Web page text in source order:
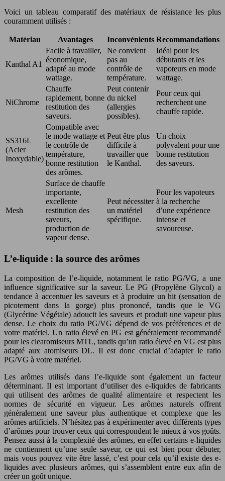
Voici un tableau comparatif des matériaux de résistance les plus
couramment utilisés :
Matériau Avantages Inconvénients Recommandations
Kanthal A1
Facile à travailler,
économique,
adapté au mode
wattage.
Ne convient
pas au
contrôle de
température.
Idéal pour les
débutants et les
vapoteurs en mode
wattage.
NiChrome
Chauffe
rapidement, bonne
restitution des
saveurs.
Peut contenir
du nickel
(allergies
possibles).
Pour ceux qui
recherchent une
chauffe rapide.
SS316L
(Acier
Inoxydable)
Compatible avec
le mode wattage et
le contrôle de
température,
bonne restitution
des arômes.
Peut être plus
difficile à
travailler que
le Kanthal.
Un choix
polyvalent pour une
bonne restitution
des saveurs.
Mesh
Surface de chauffe
importante,
excellente
restitution des
saveurs,
production de
vapeur dense.
Peut nécessiter
un matériel
spécifique.
Pour les vapoteurs
à la recherche
d’une expérience
intense et
savoureuse.
L’e-liquide : la source des arômes
La composition de l’e-liquide, notamment le ratio PG/VG, a une
influence significative sur la saveur. Le PG (Propylène Glycol) a
tendance à accentuer les saveurs et à produire un hit (sensation de
picotement dans la gorge) plus prononcé, tandis que le VG
(Glycérine Végétale) adoucit les saveurs et produit une vapeur plus
dense. Le choix du ratio PG/VG dépend de vos préférences et de
votre matériel. Un ratio élevé en PG est généralement recommandé
pour les clearomiseurs MTL, tandis qu’un ratio élevé en VG est plus
adapté aux atomiseurs DL. Il est donc crucial d’adapter le ratio
PG/VG à votre matériel.
Les arômes utilisés dans l’e-liquide sont également un facteur
déterminant. Il est important d’utiliser des e-liquides de fabricants
qui utilisent des arômes de qualité alimentaire et respectent les
normes de sécurité en vigueur. Les arômes naturels offrent
généralement une saveur plus authentique et complexe que les
arômes artificiels. N’hésitez pas à expérimenter avec différents types
d’arômes pour trouver ceux qui correspondent le mieux à vos goûts.
Pensez aussi à la complexité des arômes, en effet certains e-liquides
ne contiennent qu’une seule saveur, ce qui est bien pour débuter,
mais vous pouvez vite être lassé, c’est pour cela qu’il existe des e-
liquides avec plusieurs arômes, qui s’assemblent entre eux afin de
créer un goût unique.